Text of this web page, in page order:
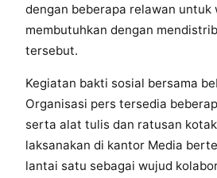
dengan beberapa relawan untuk
membutuhkan dengan
tersebut.
Kegiatan bakti sosial bersama
Organisasi pers tersedia
serta alat tulis dan ratusan
laksanakan di kantor Media
lantai satu sebagai wujud